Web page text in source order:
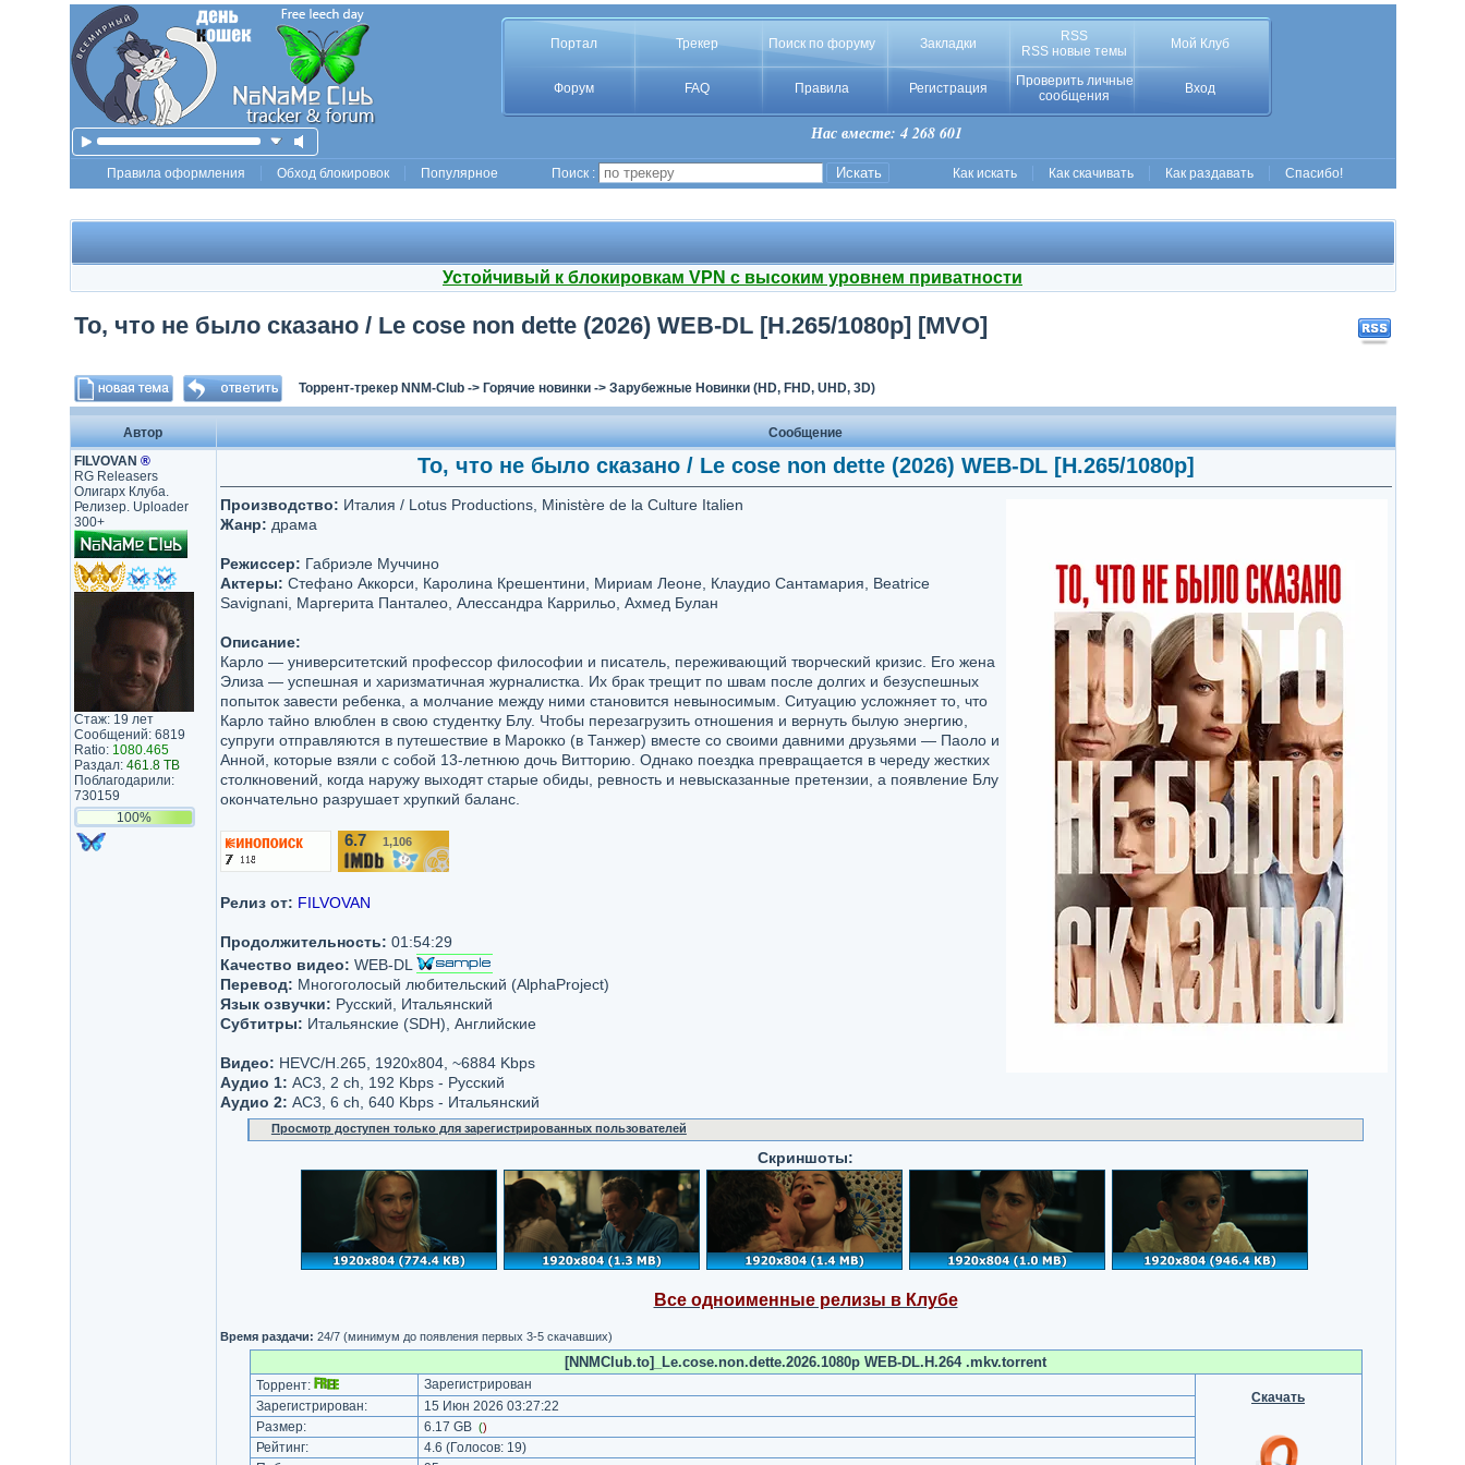
Портал Трекер Поиск по форуму Закладки
RSS
RSS новые темы
Мой Клуб
Форум FAQ Правила Регистрация
Проверить личные
сообщения
Вход
Нас вместе: 4 268 601
Правила оформления Обход блокировок Популярное Поиск : Как искать Как скачивать Как раздавать Спасибо!
Устойчивый к блокировкам VPN с высоким уровнем приватности
То, что не было сказано / Le cose non dette (2026) WEB-DL [H.265/1080p] [MVO]
Торрент-трекер NNM-Club-> Горячие новинки-> Зарубежные Новинки (HD, FHD, UHD, 3D)
Автор
Сообщение
FILVOVAN ®
RG Releasers
Олигарх Клуба.
Релизер. Uploader
300+
Стаж: 19 лет
Сообщений: 6819
Ratio: 1080.465
Раздал: 461.8 TB
Поблагодарили:
730159
100%
То, что не было сказано / Le cose non dette (2026) WEB-DL [H.265/1080p]
Производство: Италия / Lotus Productions, Ministère de la Culture Italien
Жанр: драма
Режиссер: Габриэле Муччино
Актеры: Стефано Аккорси, Каролина Крешентини, Мириам Леоне, Клаудио Сантамария, Beatrice
Savignani, Маргерита Панталео, Алессандра Каррильо, Ахмед Булан
Описание:
Карло — университетский профессор философии и писатель, переживающий творческий кризис. Его жена
Элиза — успешная и харизматичная журналистка. Их брак трещит по швам после долгих и безуспешных
попыток завести ребенка, а молчание между ними становится невыносимым. Ситуацию усложняет то, что
Карло тайно влюблен в свою студентку Блу. Чтобы перезагрузить отношения и вернуть былую энергию,
супруги отправляются в путешествие в Марокко (в Танжер) вместе со своими давними друзьями — Паоло и
Анной, которые взяли с собой 13-летнюю дочь Витторию. Однако поездка превращается в череду жестких
столкновений, когда наружу выходят старые обиды, ревность и невысказанные претензии, а появление Блу
окончательно разрушает хрупкий баланс.
6.7 1,106
Релиз от: FILVOVAN
Продолжительность: 01:54:29
Качество видео: WEB-DL
Перевод: Многоголосый любительский (AlphaProject)
Язык озвучки: Русский, Итальянский
Субтитры: Итальянские (SDH), Английские
Видео: HEVC/H.265, 1920x804, ~6884 Kbps
Аудио 1: AC3, 2 ch, 192 Kbps - Русский
Аудио 2: AC3, 6 ch, 640 Kbps - Итальянский
Просмотр доступен только для зарегистрированных пользователей
Скриншоты:
Все одноименные релизы в Клубе
Время раздачи: 24/7 (минимум до появления первых 3-5 скачавших)
[NNMClub.to]_Le.cose.non.dette.2026.1080p WEB-DL.H.264 .mkv.torrent
Торрент:
Зарегистрирован
Скачать
Зарегистрирован:
15 Июн 2026 03:27:22
Размер:
6.17 GB ()
Рейтинг: 4.6 (Голосов: 19)